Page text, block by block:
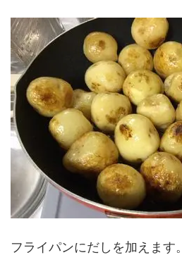
フライパンにだしを加えます。